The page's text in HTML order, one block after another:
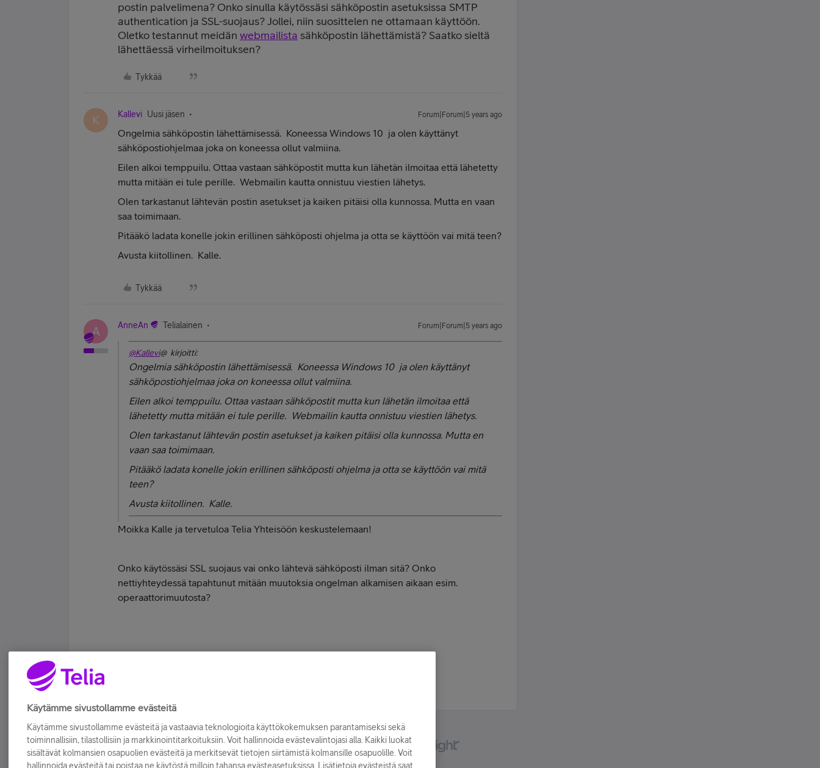
postin palvelimena? Onko sinulla käytössäsi sähköpostin asetuksissa SMTP
authentication ja SSL-suojaus? Jollei, niin suosittelen ne ottamaan käyttöön.
Oletko testannut meidän webmailista sähköpostin lähettämistä? Saatko sieltä
lähettäessä virheilmoituksen?
Tykkää
K Kallevi Uusi jäsen Forum|Forum|5 years ago
Ongelmia sähköpostin lähettämisessä. Koneessa Windows 10 ja olen käyttänyt
sähköpostiohjelmaa joka on koneessa ollut valmiina.
Eilen alkoi temppuilu. Ottaa vastaan sähköpostit mutta kun lähetän ilmoitaa että lähetetty
mutta mitään ei tule perille. Webmailin kautta onnistuu viestien lähetys.
Olen tarkastanut lähtevän postin asetukset ja kaiken pitäisi olla kunnossa. Mutta en vaan
saa toimimaan.
Pitääkö ladata konelle jokin erillinen sähköposti ohjelma ja otta se käyttöön vai mitä teen?
Avusta kiitollinen. Kalle.
Tykkää
A AnneAn Telialainen Forum|Forum|5 years ago
@Kallevi@ kirjoitti:
Ongelmia sähköpostin lähettämisessä. Koneessa Windows 10 ja olen käyttänyt
sähköpostiohjelmaa joka on koneessa ollut valmiina.
Eilen alkoi temppuilu. Ottaa vastaan sähköpostit mutta kun lähetän ilmoitaa että
lähetetty mutta mitään ei tule perille. Webmailin kautta onnistuu viestien lähetys.
Olen tarkastanut lähtevän postin asetukset ja kaiken pitäisi olla kunnossa. Mutta en
vaan saa toimimaan.
Pitääkö ladata konelle jokin erillinen sähköposti ohjelma ja otta se käyttöön vai mitä
teen?
Avusta kiitollinen. Kalle.
Moikka Kalle ja tervetuloa Telia Yhteisöön keskustelemaan!
Onko käytössäsi SSL suojaus vai onko lähtevä sähköposti ilman sitä? Onko
nettiyhteydessä tapahtunut mitään muutoksia ongelman alkamisen aikaan esim.
operaattorimuutosta?
Käytämme sivustollamme evästeitä
Käytämme sivustollamme evästeitä ja vastaavia teknologioita käyttökokemuksen parantamiseksi sekä
toiminnallisiin, tilastollisiin ja markkinointitarkoituksiin. Voit hallinnoida evästevalintojasi alla. Kaikki luokat
sisältävät kolmansien osapuolien evästeitä ja merkitsevät tietojen siirtämistä kolmansille osapuolille. Voit
hallinnoida evästeitä tai poistaa ne käytöstä milloin tahansa evästeasetuksissa. Lisätietoja evästeistä saat